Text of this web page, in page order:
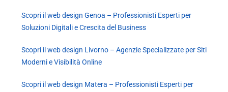
Scopri il web design Genoa – Professionisti Esperti per
Soluzioni Digitali e Crescita del Business
Scopri il web design Livorno – Agenzie Specializzate per Siti
Moderni e Visibilità Online
Scopri il web design Matera – Professionisti Esperti per